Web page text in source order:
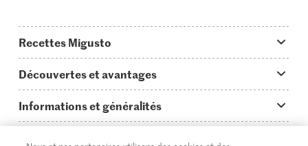
Recettes Migusto
Idées de menus
Plats principaux
Découvertes et avantages
On en parle...
Informations et généralités
Questions concernant Migusto